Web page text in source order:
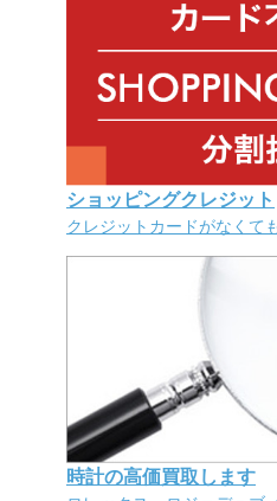
ショッピングクレジット
クレジットカードがなくて
時計の高価買取します